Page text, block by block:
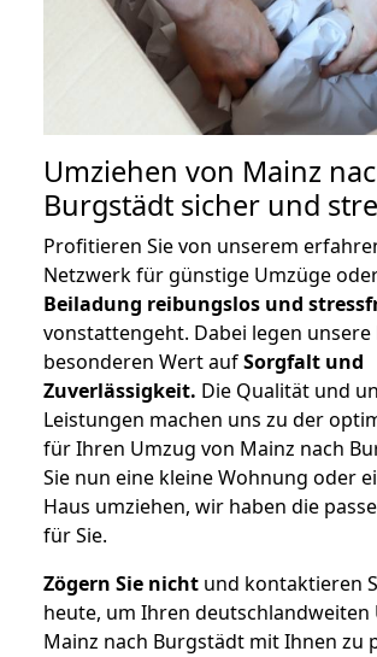
Umziehen von Mainz
Burgstädt sicher und
Profitieren Sie von unserem
Netzwerk für günstige Umzüge
Beiladung reibungslos und
vonstattengeht. Dabei legen
besonderen Wert aufSorgfalt und
Zuverlässigkeit. Die Qualität und
Leistungen machen uns zu der
für Ihren Umzug von Mainz nach
Sie nun eine kleine Wohnung oder
Haus umziehen, wir haben die
für Sie.
Zögern Sie nicht und kontaktieren
heute, um Ihren deutschlandweiten
Mainz nach Burgstädt mit Ihnen zu